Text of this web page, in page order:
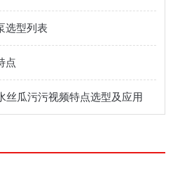
选型列表
点
丝瓜污污视频特点选型及应用